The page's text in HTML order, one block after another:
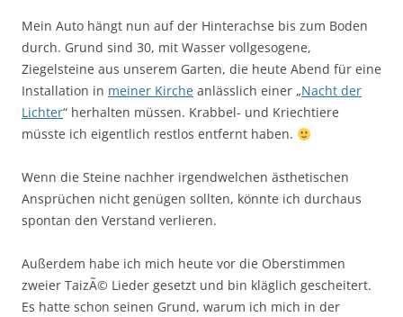
Mein Auto hängt nun auf der Hinterachse bis zum Boden
durch. Grund sind 30, mit Wasser vollgesogene,
Ziegelsteine aus unserem Garten, die heute Abend für eine
Installation in meiner Kirche anlässlich einer „Nacht der
Lichter“ herhalten müssen. Krabbel- und Kriechtiere
müsste ich eigentlich restlos entfernt haben.
Wenn die Steine nachher irgendwelchen ästhetischen
Ansprüchen nicht genügen sollten, könnte ich durchaus
spontan den Verstand verlieren.
Außerdem habe ich mich heute vor die Oberstimmen
zweier TaizÃ© Lieder gesetzt und bin kläglich gescheitert.
Es hatte schon seinen Grund, warum ich mich in der